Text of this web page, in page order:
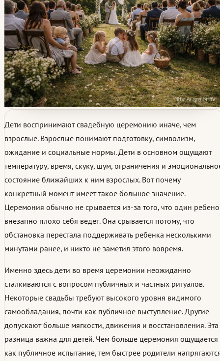
Дети воспринимают свадебную церемонию иначе, чем
взрослые. Взрослые понимают подготовку, символизм,
ожидание и социальные нормы. Дети в основном ощущают
температуру, время, скуку, шум, ограничения и
состояние ближайших к ним взрослых. Вот почему
конкретный момент имеет такое большое значение.
Церемония обычно не срывается из-за того, что один
внезапно плохо себя ведет. Она срывается потому, что
обстановка перестала поддерживать ребенка несколькими
минутами ранее, и никто не заметил этого вовремя.
Именно здесь дети во время церемонии неожиданно
сталкиваются с вопросом публичных и частных ритуалов.
Некоторые свадьбы требуют высокого уровня видимого
самообладания, почти как публичное выступление. Другие
допускают больше мягкости, движения и восстановления. Эта
разница важна для детей. Чем больше церемония ощущается
как публичное испытание, тем быстрее родители